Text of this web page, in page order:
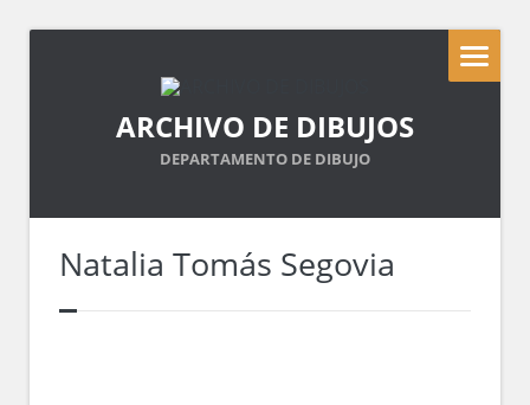
ARCHIVO DE DIBUJOS
DEPARTAMENTO DE DIBUJO
Natalia Tomás Segovia